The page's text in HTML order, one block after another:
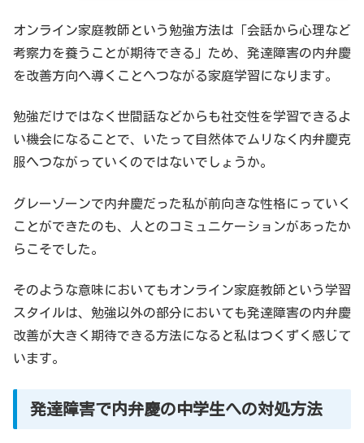
オンライン家庭教師という勉強方法は「会話から心理など
考察力を養うことが期待できる」ため、発達障害の内弁慶
を改善方向へ導くことへつながる家庭学習になります。
勉強だけではなく世間話などからも社交性を学習できるよ
い機会になることで、いたって自然体でムリなく内弁慶克
服へつながっていくのではないでしょうか。
グレーゾーンで内弁慶だった私が前向きな性格にっていく
ことができたのも、人とのコミュニケーションがあったか
らこそでした。
そのような意味においてもオンライン家庭教師という学習
スタイルは、勉強以外の部分においても発達障害の内弁慶
改善が大きく期待できる方法になると私はつくずく感じて
います。
発達障害で内弁慶の中学生への対処方法